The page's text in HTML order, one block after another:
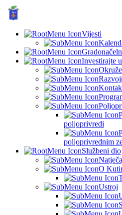
Vijesti
Investirajte
poljoprivredi
poljoprivrednim
Službeni dio
O
Ustroj